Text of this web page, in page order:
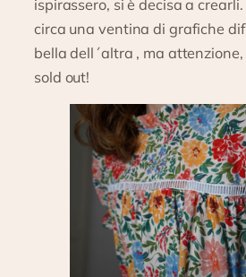
ispirassero, si è decisa a
circa una ventina di grafiche
bella dell´altra , ma attenzione,
sold out!